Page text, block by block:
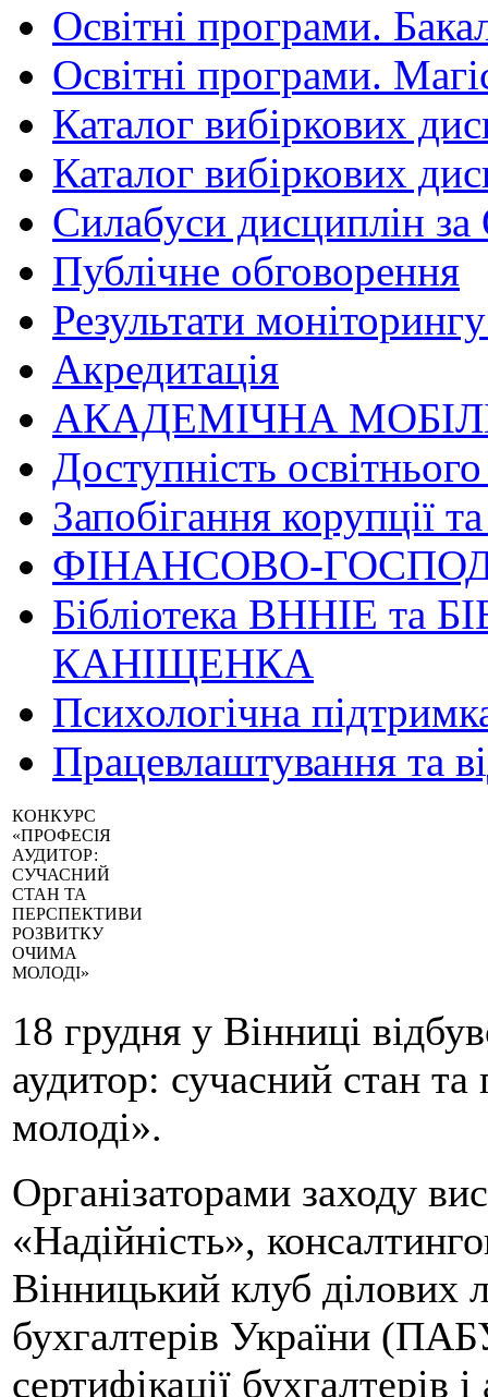
Освітні програми.
Освітні програми.
Каталог вибіркових
Каталог вибіркових
Силабуси дисциплін
Публічне обговорення
Результати
Акредитація
АКАДЕМІЧНА
Доступність
Запобігання корупції
ФІНАНСОВО-
Бібліотека ВННІЕ та
КАНІЩЕНКА
Психологічна
Працевлаштування та
КОНКУРС
«ПРОФЕСІЯ
АУДИТОР:
СУЧАСНИЙ
СТАН ТА
ПЕРСПЕКТИВИ
РОЗВИТКУ
ОЧИМА
МОЛОДІ»
18 грудня у Вінниці
аудитор: сучасний стан
молоді».
Організаторами заходу
«Надійність»,
Вінницький клуб ділових
бухгалтерів України
сертифікації